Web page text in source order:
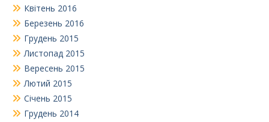
Квітень 2016
Березень 2016
Грудень 2015
Листопад 2015
Вересень 2015
Лютий 2015
Січень 2015
Грудень 2014